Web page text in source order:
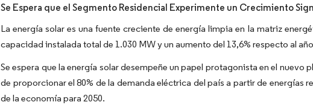
Se Espera que el Segmento Residencial Experimente un Crecimiento
La energía solar es una fuente creciente de energía limpia en la matriz
capacidad instalada total de 1.030 MW y un aumento del 13,6% respecto al
Se espera que la energía solar desempeñe un papel protagonista en el
de proporcionar el 80% de la demanda eléctrica del país a partir de energías
de la economía para 2050.